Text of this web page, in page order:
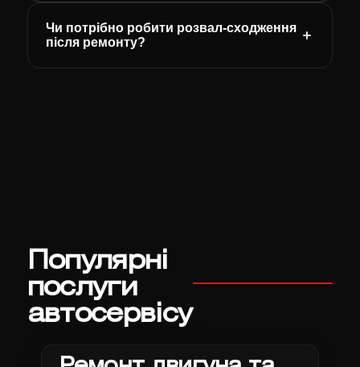
Чи потрібно робити розвал‑сходження
після ремонту?
Популярні
послуги
автосервісу